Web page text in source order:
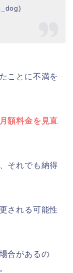
ことに不満を
額料金を見直
それでも納得
される可能性
合があるの